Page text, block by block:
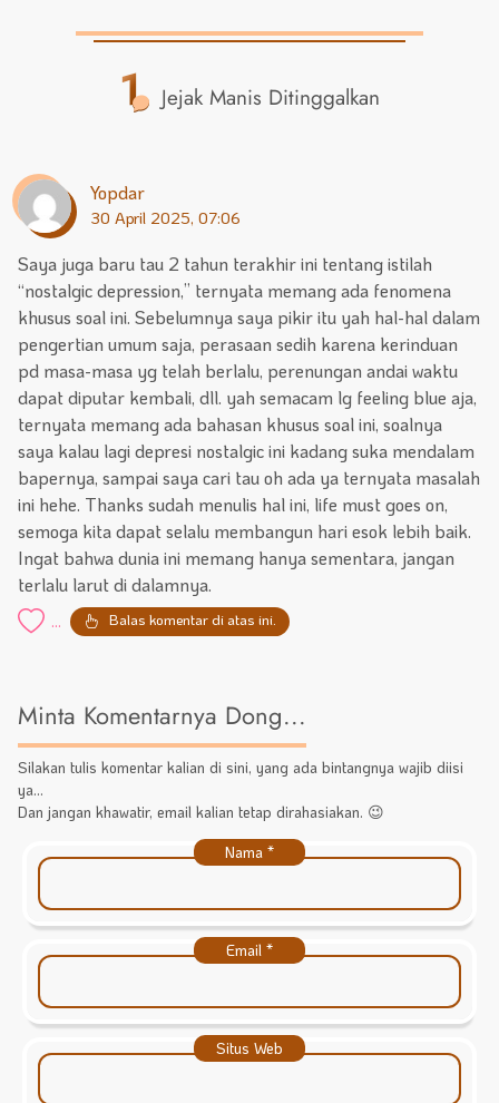
1 Jejak Manis Ditinggalkan
Yopdar
30 April 2025, 07:06
Saya juga baru tau 2 tahun terakhir ini tentang istilah
“nostalgic depression,” ternyata memang ada fenomena
khusus soal ini. Sebelumnya saya pikir itu yah hal-hal dalam
pengertian umum saja, perasaan sedih karena kerinduan
pd masa-masa yg telah berlalu, perenungan andai waktu
dapat diputar kembali, dll. yah semacam lg feeling blue aja,
ternyata memang ada bahasan khusus soal ini, soalnya
saya kalau lagi depresi nostalgic ini kadang suka mendalam
bapernya, sampai saya cari tau oh ada ya ternyata masalah
ini hehe. Thanks sudah menulis hal ini, life must goes on,
semoga kita dapat selalu membangun hari esok lebih baik.
Ingat bahwa dunia ini memang hanya sementara, jangan
terlalu larut di dalamnya.
... Balas komentar di atas ini.
Minta Komentarnya Dong...
Silakan tulis komentar kalian di sini, yang ada bintangnya wajib diisi
ya...
Dan jangan khawatir, email kalian tetap dirahasiakan. 😉
Nama *
Email *
Situs Web